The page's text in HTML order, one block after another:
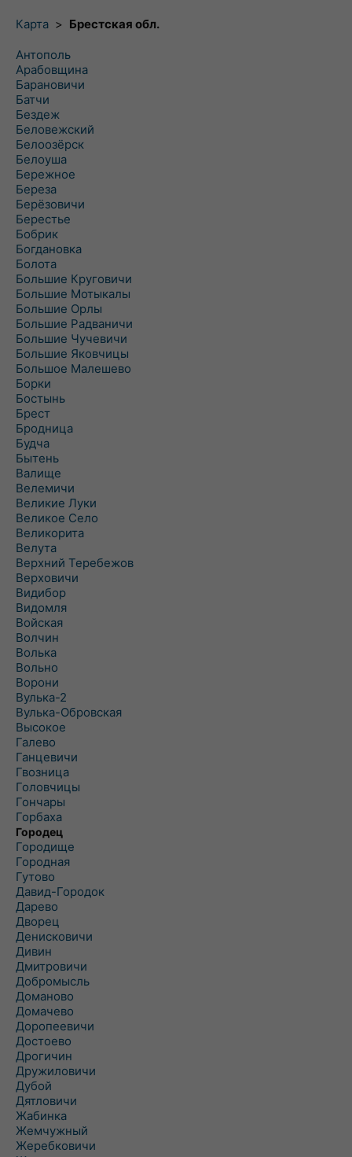
Карта > Брестская обл.
Антополь
Арабовщина
Барановичи
Батчи
Бездеж
Беловежский
Белоозёрск
Белоуша
Бережное
Береза
Берёзовичи
Берестье
Бобрик
Богдановка
Болота
Большие Круговичи
Большие Мотыкалы
Большие Орлы
Большие Радваничи
Большие Чучевичи
Большие Яковчицы
Большое Малешево
Борки
Бостынь
Брест
Бродница
Будча
Бытень
Валище
Велемичи
Великие Луки
Великое Село
Великорита
Велута
Верхний Теребежов
Верховичи
Видибор
Видомля
Войская
Волчин
Волька
Вольно
Ворони
Вулька-2
Вулька-Обровская
Высокое
Галево
Ганцевичи
Гвозница
Головчицы
Гончары
Горбаха
Городец
Городище
Городная
Гутово
Давид-Городок
Дарево
Дворец
Денисковичи
Дивин
Дмитровичи
Добромысль
Доманово
Домачево
Доропеевичи
Достоево
Дрогичин
Дружиловичи
Дубой
Дятловичи
Жабинка
Жемчужный
Жеребковичи